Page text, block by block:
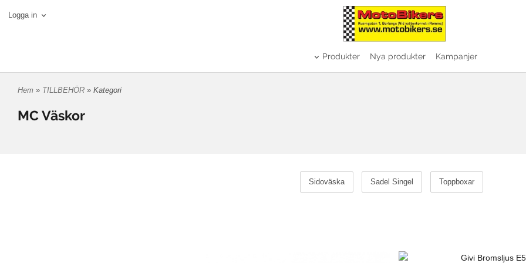
Logga in
Produkter Nya produkter Kampanjer
Hem » TILLBEHÖR » Kategori
MC Väskor
Sidoväska Sadel Singel Toppboxar